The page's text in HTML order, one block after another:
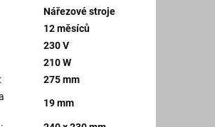
Nářezové stroje
12 měsíců
230 V
210 W
:
275 mm
19 mm